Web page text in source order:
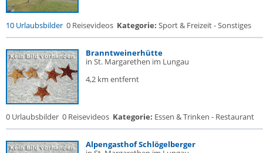
10 Urlaubsbilder 0 Reisevideos Kategorie: Sport & Freizeit - Sonstiges
Branntweinerhütte
in St. Margarethen im Lungau
4,2 km entfernt
0 Urlaubsbilder 0 Reisevideos Kategorie: Essen & Trinken - Restaurant
Alpengasthof Schlögelberger